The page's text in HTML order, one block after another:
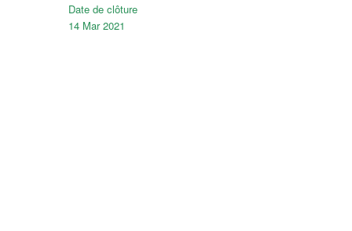
Date de clôture
14 Mar 2021